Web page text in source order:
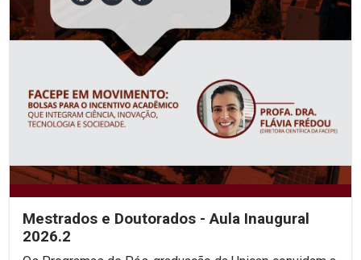
Mestrados e Doutorados - Aula Inaugural
2026.2